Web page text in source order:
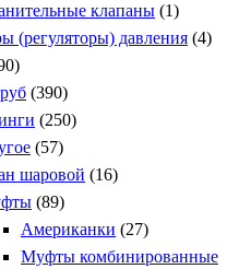
клапаны (1)
(регуляторы) давления (4)
(390)
(250)
(57)
шаровой (16)
(89)
Американки (27)
Муфты комбинированные